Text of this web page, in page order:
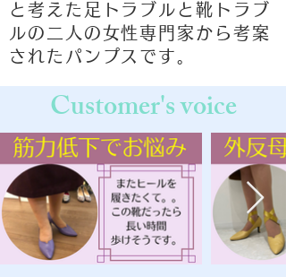
と考えた足トラブルと靴トラブ
ルの二人の女性専門家から考案
されたパンプスです。
Customer's voice